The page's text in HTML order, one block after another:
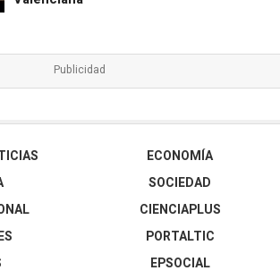
ECONOMÍA
SOCIEDAD
CIENCIAPLUS
PORTALTIC
EPSOCIAL